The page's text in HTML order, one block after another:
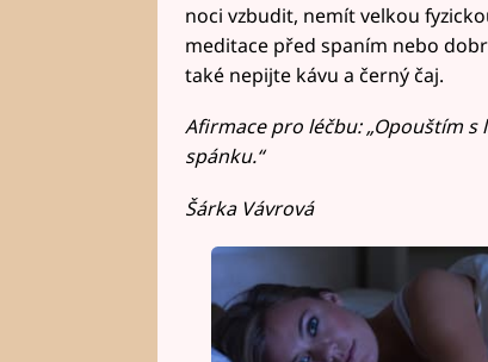
noci vzbudit, nemít velkou
meditace před spaním nebo
také nepijte kávu a černý čaj.
Afirmace pro léčbu: „Opouštím
spánku.“
Šárka Vávrová